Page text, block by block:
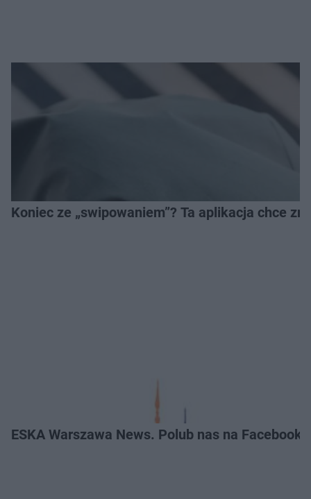
Koniec ze „swipowaniem”? Ta aplikacja chce
ESKA Warszawa News. Polub nas na